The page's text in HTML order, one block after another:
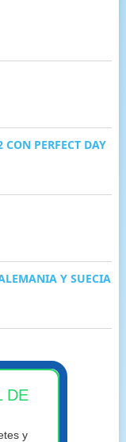
CON PERFECT DAY
Y SUECIA
DE
y